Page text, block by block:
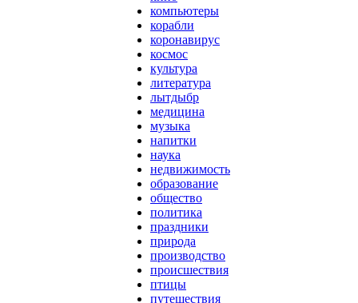
компьютеры
корабли
коронавирус
космос
культура
литература
лытдыбр
медицина
музыка
напитки
наука
недвижимость
образование
общество
политика
праздники
природа
производство
происшествия
птицы
путешествия